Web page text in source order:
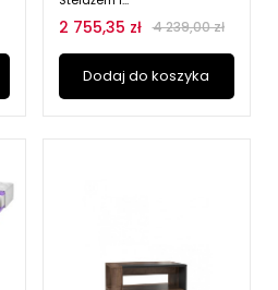
2 755,35 zł 4 239,00 zł
Dodaj do koszyka